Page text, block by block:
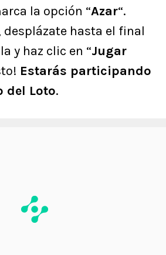
la opción “Azar“.
desplázate hasta el final
y haz clic en “Jugar
Estarás participando
del Loto.